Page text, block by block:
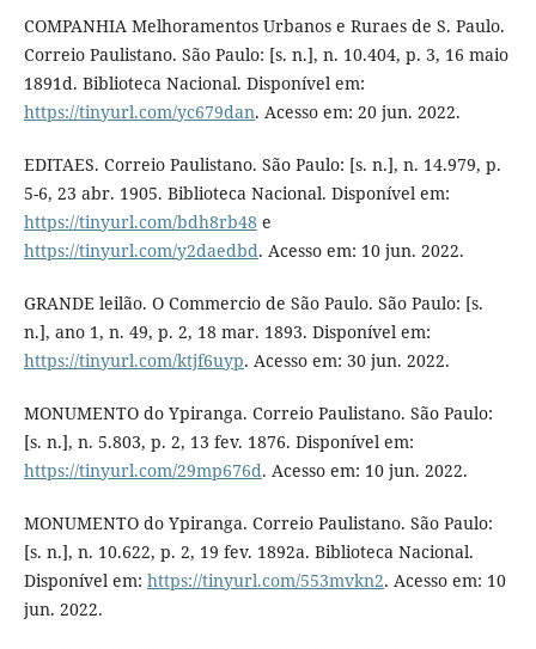
COMPANHIA Melhoramentos Urbanos e Ruraes de S. Paulo.
Correio Paulistano. São Paulo: [s. n.], n. 10.404, p. 3, 16 maio
1891d. Biblioteca Nacional. Disponível em:
https://tinyurl.com/yc679dan. Acesso em: 20 jun. 2022.
EDITAES. Correio Paulistano. São Paulo: [s. n.], n. 14.979, p.
5-6, 23 abr. 1905. Biblioteca Nacional. Disponível em:
https://tinyurl.com/bdh8rb48 e
https://tinyurl.com/y2daedbd. Acesso em: 10 jun. 2022.
GRANDE leilão. O Commercio de São Paulo. São Paulo: [s.
n.], ano 1, n. 49, p. 2, 18 mar. 1893. Disponível em:
https://tinyurl.com/ktjf6uyp. Acesso em: 30 jun. 2022.
MONUMENTO do Ypiranga. Correio Paulistano. São Paulo:
[s. n.], n. 5.803, p. 2, 13 fev. 1876. Disponível em:
https://tinyurl.com/29mp676d. Acesso em: 10 jun. 2022.
MONUMENTO do Ypiranga. Correio Paulistano. São Paulo:
[s. n.], n. 10.622, p. 2, 19 fev. 1892a. Biblioteca Nacional.
Disponível em: https://tinyurl.com/553mvkn2. Acesso em: 10
jun. 2022.